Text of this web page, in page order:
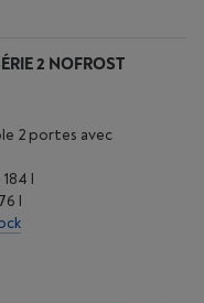
2 NOFROST
2 portes avec
l
l